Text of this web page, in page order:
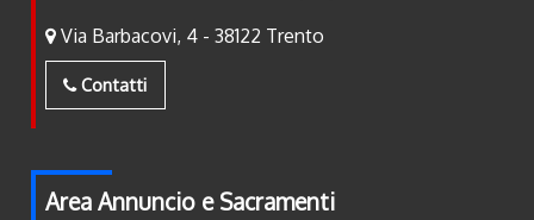
Via Barbacovi, 4 - 38122 Trento
Contatti
Area Annuncio e Sacramenti